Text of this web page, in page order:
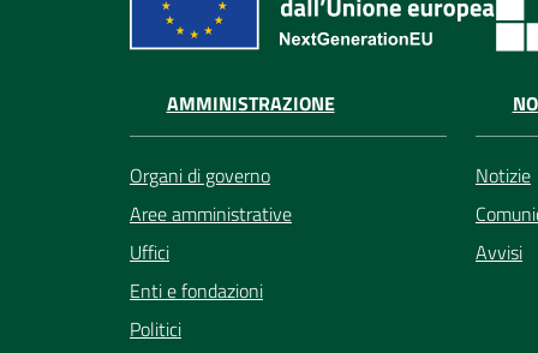
AMMINISTRAZIONE
Organi di governo
Aree amministrative
Uffici
Enti e fondazioni
Politici
Notizie
Avvisi